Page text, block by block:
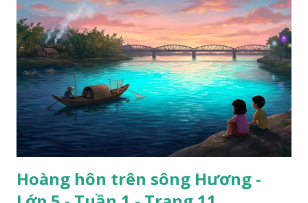
Hoàng hôn trên sông Hương -